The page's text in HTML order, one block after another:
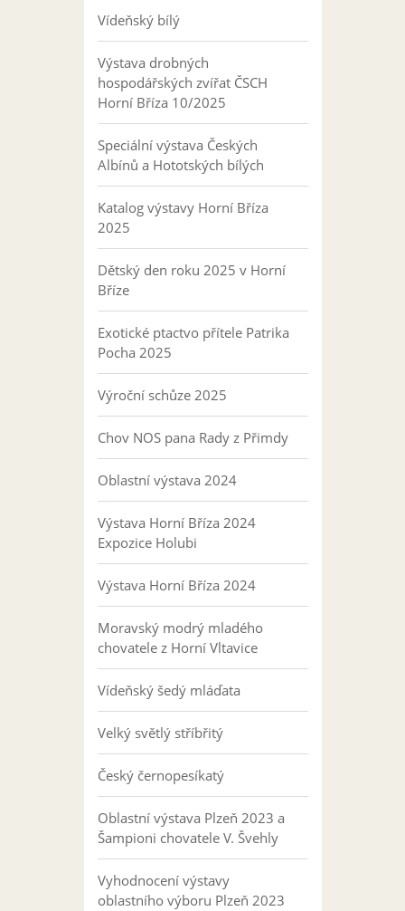
Vídeňský bílý
Výstava drobných
hospodářských zvířat ČSCH
Horní Bříza 10/2025
Speciální výstava Českých
Albínů a Hototských bílých
Katalog výstavy Horní Bříza
2025
Dětský den roku 2025 v Horní
Bříze
Exotické ptactvo přítele Patrika
Pocha 2025
Výroční schůze 2025
Chov NOS pana Rady z Přimdy
Oblastní výstava 2024
Výstava Horní Bříza 2024
Expozice Holubi
Výstava Horní Bříza 2024
Moravský modrý mladého
chovatele z Horní Vltavice
Vídeňský šedý mláďata
Velký světlý stříbřitý
Český černopesíkatý
Oblastní výstava Plzeň 2023 a
Šampioni chovatele V. Švehly
Vyhodnocení výstavy
oblastního výboru Plzeň 2023